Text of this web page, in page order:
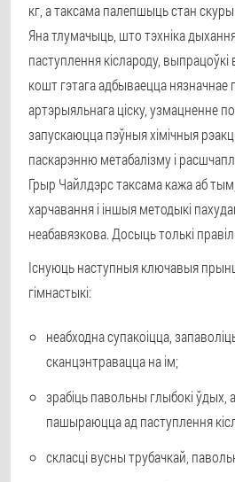
кг, а таксама палепшыць стан скуры
Яна тлумачыць, што тэхніка
паступлення кіслароду, выпрацоўкі
кошт гэтага адбываецца
артэрыяльнага ціску, узмацненне
запускаюцца пэўныя хімічныя
паскарэнню метабалізму і
Грыр Чайлдэрс таксама кажа аб
харчавання і іншыя методыкі
неабавязкова. Досыць толькі
Існуюць наступныя ключавыя
гімнастыкі:
неабходна супакоіцца,
сканцэнтравацца на ім;
зрабіць павольны глыбокі ўдых,
пашыраюцца ад паступлення
скласці вусны трубачкай,